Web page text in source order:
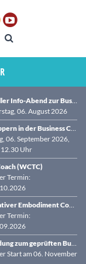
06. August 2026
06. September 2026,
12.30 Uhr
(WCTC)
Termin:
Termin:
Start am 06. November